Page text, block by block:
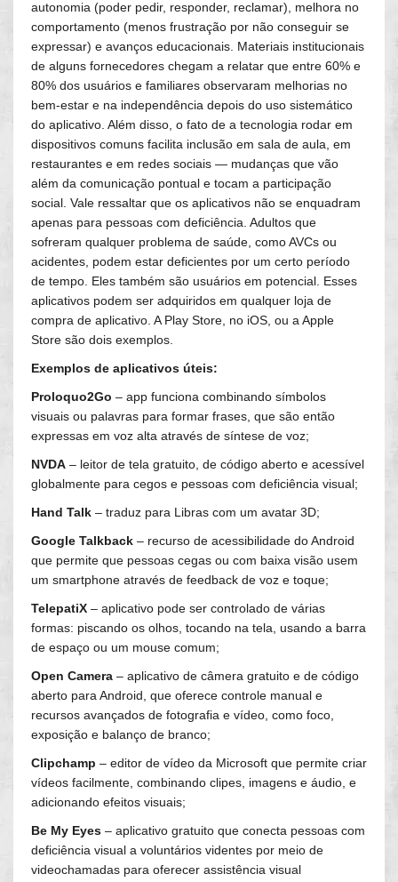
autonomia (poder pedir, responder, reclamar), melhora no
comportamento (menos frustração por não conseguir se
expressar) e avanços educacionais. Materiais institucionais
de alguns fornecedores chegam a relatar que entre 60% e
80% dos usuários e familiares observaram melhorias no
bem-estar e na independência depois do uso sistemático
do aplicativo. Além disso, o fato de a tecnologia rodar em
dispositivos comuns facilita inclusão em sala de aula, em
restaurantes e em redes sociais — mudanças que vão
além da comunicação pontual e tocam a participação
social. Vale ressaltar que os aplicativos não se enquadram
apenas para pessoas com deficiência. Adultos que
sofreram qualquer problema de saúde, como AVCs ou
acidentes, podem estar deficientes por um certo período
de tempo. Eles também são usuários em potencial. Esses
aplicativos podem ser adquiridos em qualquer loja de
compra de aplicativo. A Play Store, no iOS, ou a Apple
Store são dois exemplos.
Exemplos de aplicativos úteis:
Proloquo2Go – app funciona combinando símbolos
visuais ou palavras para formar frases, que são então
expressas em voz alta através de síntese de voz;
NVDA – leitor de tela gratuito, de código aberto e acessível
globalmente para cegos e pessoas com deficiência visual;
Hand Talk – traduz para Libras com um avatar 3D;
Google Talkback – recurso de acessibilidade do Android
que permite que pessoas cegas ou com baixa visão usem
um smartphone através de feedback de voz e toque;
TelepatiX – aplicativo pode ser controlado de várias
formas: piscando os olhos, tocando na tela, usando a barra
de espaço ou um mouse comum;
Open Camera – aplicativo de câmera gratuito e de código
aberto para Android, que oferece controle manual e
recursos avançados de fotografia e vídeo, como foco,
exposição e balanço de branco;
Clipchamp – editor de vídeo da Microsoft que permite criar
vídeos facilmente, combinando clipes, imagens e áudio, e
adicionando efeitos visuais;
Be My Eyes – aplicativo gratuito que conecta pessoas com
deficiência visual a voluntários videntes por meio de
videochamadas para oferecer assistência visual